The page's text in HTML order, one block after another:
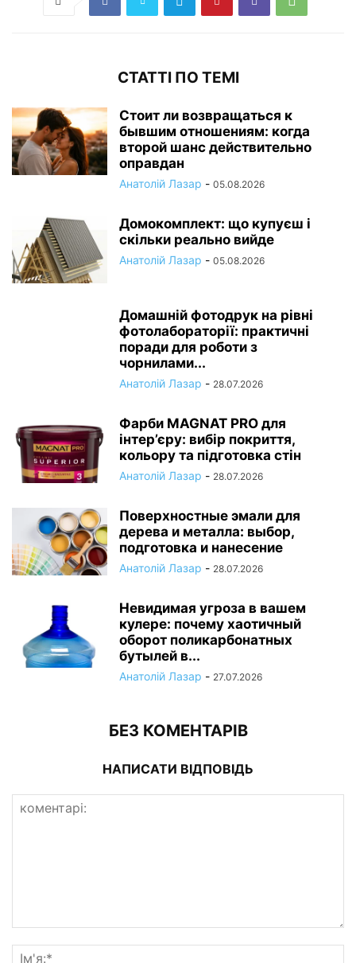
СТАТТІ ПО ТЕМІ
Стоит ли возвращаться к
бывшим отношениям: когда
второй шанс действительно
оправдан
Анатолій Лазар - 05.08.2026
Домокомплект: що купуєш і
скільки реально вийде
Анатолій Лазар - 05.08.2026
Домашній фотодрук на рівні
фотолабораторії: практичні
поради для роботи з
чорнилами...
Анатолій Лазар - 28.07.2026
Фарби MAGNAT PRO для
інтер’єру: вибір покриття,
кольору та підготовка стін
Анатолій Лазар - 28.07.2026
Поверхностные эмали для
дерева и металла: выбор,
подготовка и нанесение
Анатолій Лазар - 28.07.2026
Невидимая угроза в вашем
кулере: почему хаотичный
оборот поликарбонатных
бутылей в...
Анатолій Лазар - 27.07.2026
БЕЗ КОМЕНТАРІВ
НАПИСАТИ ВІДПОВІДЬ